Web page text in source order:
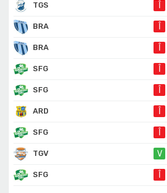
TGS
BRA
BRA
SFG
SFG
ARD
SFG
TGV V
SFG